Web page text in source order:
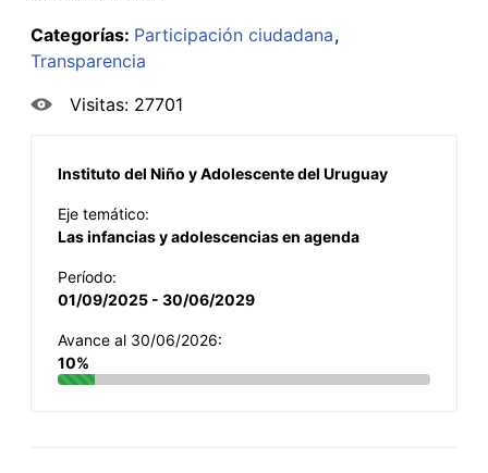
Categorías: Participación ciudadana
Transparencia
Visitas: 27701
Instituto del Niño y Adolescente del Uruguay
Eje temático:
Las infancias y adolescencias en agenda
Período:
01/09/2025 - 30/06/2029
Avance al 30/06/2026:
10%